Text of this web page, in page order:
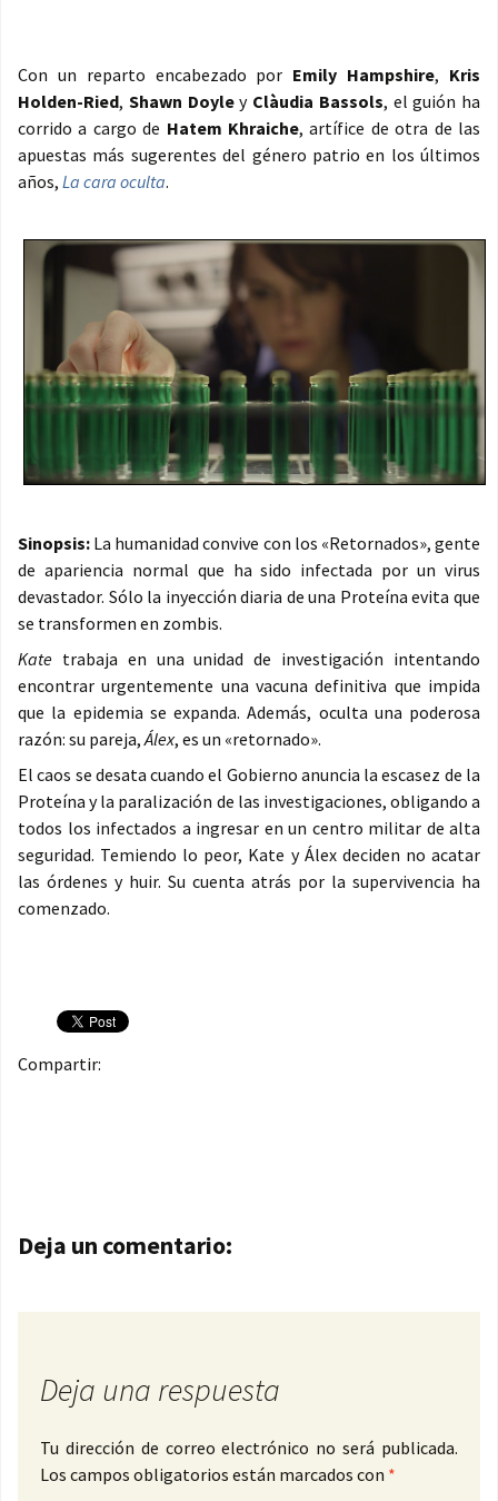
Con un reparto encabezado por Emily Hampshire, Kris
Holden-Ried, Shawn Doyley Clàudia Bassols, el guión ha
corrido a cargo de Hatem Khraiche, artífice de otra de las
apuestas más sugerentes del género patrio en los últimos
años, La cara oculta.
Sinopsis: La humanidad convive con los «Retornados», gente
de apariencia normal que ha sido infectada por un virus
devastador. Sólo la inyección diaria de una Proteína evita que
se transformen en zombis.
Kate trabaja en una unidad de investigación intentando
encontrar urgentemente una vacuna definitiva que impida
que la epidemia se expanda. Además, oculta una poderosa
razón: su pareja,Álex, es un «retornado».
El caos se desata cuando el Gobierno anuncia la escasez de la
Proteína y la paralización de las investigaciones, obligando a
todos los infectados a ingresar en un centro militar de alta
seguridad. Temiendo lo peor, Kate y Álex deciden no acatar
las órdenes y huir. Su cuenta atrás por la supervivencia ha
comenzado.
Compartir:
Navegación de entradas
Deja un comentario:
Deja una respuesta
Tu dirección de correo electrónico no será publicada.
Los campos obligatorios están marcados con *